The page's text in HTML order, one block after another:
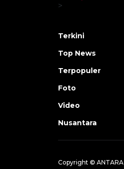
>
Terkini
Top News
Terpopuler
Foto
Video
Nusantara
Copyright © ANTARA